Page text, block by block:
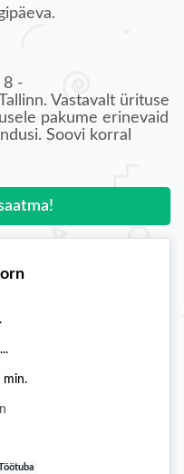
8 -
Vastavalt ürituse
pakume erinevaid
Soovi korral
Töötuba